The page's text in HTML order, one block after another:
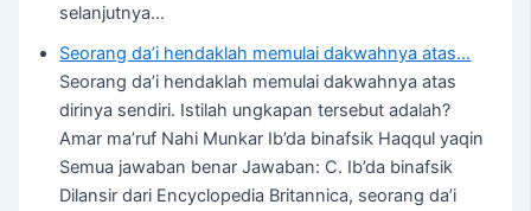
selanjutnya…
Seorang da’i hendaklah memulai dakwahnya atas…
Seorang da’i hendaklah memulai dakwahnya atas
dirinya sendiri. Istilah ungkapan tersebut adalah?
Amar ma’ruf Nahi Munkar Ib’da binafsik Haqqul yaqin
Semua jawaban benar Jawaban: C. Ib’da binafsik
Dilansir dari Encyclopedia Britannica, seorang da’i